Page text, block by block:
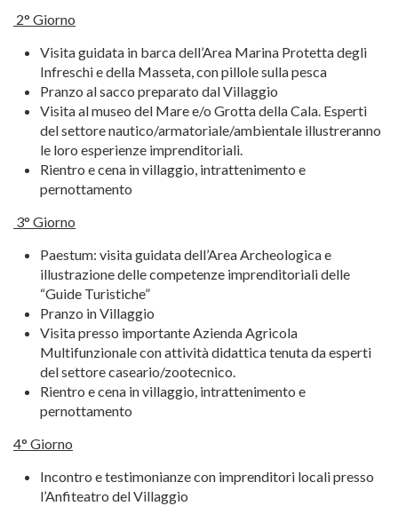
2° Giorno
Visita guidata in barca dell’Area Marina Protetta degli
Infreschi e della Masseta, con pillole sulla pesca
Pranzo al sacco preparato dal Villaggio
Visita al museo del Mare e/o Grotta della Cala. Esperti
del settore nautico/armatoriale/ambientale illustreranno
le loro esperienze imprenditoriali.
Rientro e cena in villaggio, intrattenimento e
pernottamento
3° Giorno
Paestum: visita guidata dell’Area Archeologica e
illustrazione delle competenze imprenditoriali delle
“Guide Turistiche”
Pranzo in Villaggio
Visita presso importante Azienda Agricola
Multifunzionale con attività didattica tenuta da esperti
del settore caseario/zootecnico.
Rientro e cena in villaggio, intrattenimento e
pernottamento
4° Giorno
Incontro e testimonianze con imprenditori locali presso
l’Anfiteatro del Villaggio